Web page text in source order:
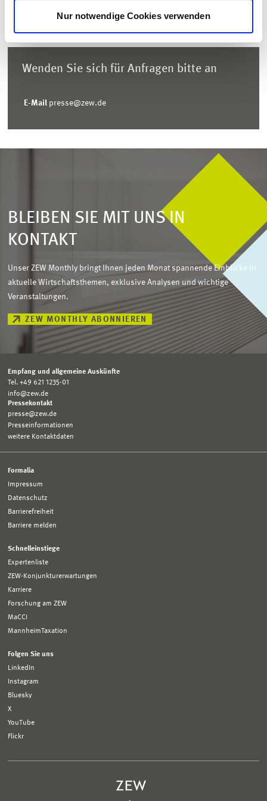
Nur notwendige Cookies verwenden
Wenden Sie sich für Anfragen bitte an
E-Mail presse@zew.de
BLEIBEN SIE MIT UNS IN
KONTAKT
Unser ZEW Monthly bringt Ihnen jeden Monat spannende Einblicke in
aktuelle Wirtschaftsthemen, exklusive Analysen und wichtige
Veranstaltungen.
ZEW MONTHLY ABONNIEREN
Empfang und allgemeine Auskünfte
Tel. +49 621 1235-01
info@zew.de
Pressekontakt
presse@zew.de
Presseinformationen
weitere Kontaktdaten
Formalia
Impressum
Datenschutz
Barrierefreiheit
Barriere melden
Schnelleinstiege
Expertenliste
ZEW-Konjunkturerwartungen
Karriere
Forschung am ZEW
MaCCI
MannheimTaxation
Folgen Sie uns
LinkedIn
Instagram
Bluesky
X
YouTube
Flickr